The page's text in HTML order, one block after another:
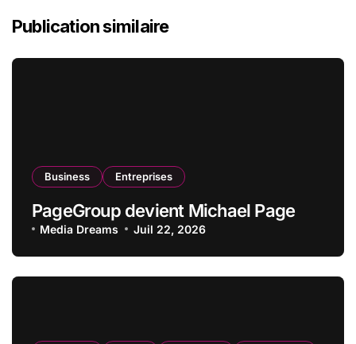
Publication similaire
Business Entreprises
PageGroup devient Michael Page
Media Dreams Juil 22, 2026